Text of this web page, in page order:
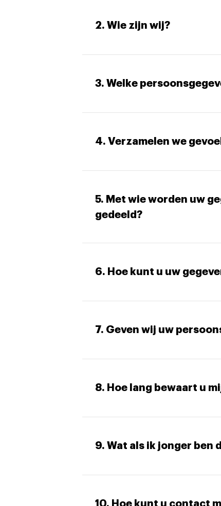
2. Wie zijn wij?
3. Welke
4. Verzamelen we
5. Met wie worden uw
gedeeld?
6. Hoe kunt u uw
7. Geven wij uw
8. Hoe lang bewaart u
9. Wat als ik jonger ben
10. Hoe kunt u contact